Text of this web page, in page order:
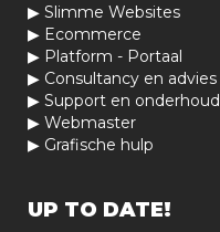
▶ Slimme Websites
▶ Ecommerce
▶ Platform - Portaal
▶ Consultancy en advies
▶ Support en onderhoud
▶ Webmaster
▶ Grafische hulp
UP TO DATE!